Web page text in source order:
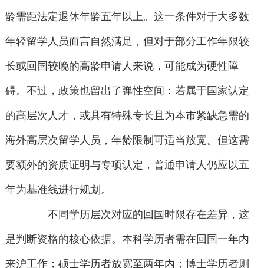
龄需距法定退休年龄五年以上。这一条件对于大多数
年轻留学人员而言自然满足，但对于部分工作年限较
长或回国较晚的高龄申请人来说，可能成为硬性障
碍。不过，政策也留出了弹性空间：若属于国家认定
的高层次人才，或具有特殊专长且为本市紧缺急需的
海外高层次留学人员，年龄限制可适当放宽。但这需
要额外的资质证明与专项认定，普通申请人仍应以五
年为基准线进行规划。
不同学历层次对应的回国时限存在差异，这
是判断资格的核心依据。本科学历者需在回国一年内
来沪工作；硕士学历者放宽至两年内；博士学历者则